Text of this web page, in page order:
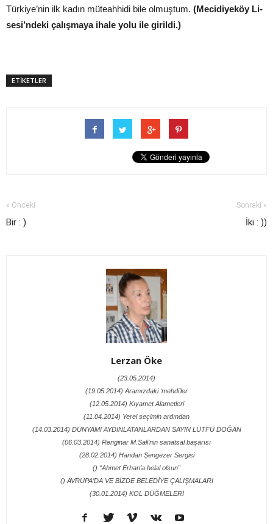
Türkiye’nin ilk kadın müteahhidi bile olmuştum. (Mecidiyeköy Li-
sesi’ndeki çalışmaya ihale yolu ile girildi.)
ETİKETLER
« Önceki
Bir : )
Sonraki »
İki : ))
Lerzan Öke
(23.05.2014)
(19.05.2014) Aramızdaki ‘mehdi’ler
(12.05.2014) Kıyamet Alametleri
(11.04.2014) Yerel seçimin ardından
(14.03.2014) DÜNYAMI AYDINLATANLARDAN SAYIN LÜTFÜ DOĞAN
(06.03.2014) Renginar M.Sali’nin sanatsal başarısı
(28.02.2014) Handan Şengezer Sergisi
() “Ahmet Erhan’a helal olsun”
() AVRUPA’DA VE BİZDE BELEDİYE ÇALIŞMALARI
(30.01.2014) KOL DÜĞMELERİ